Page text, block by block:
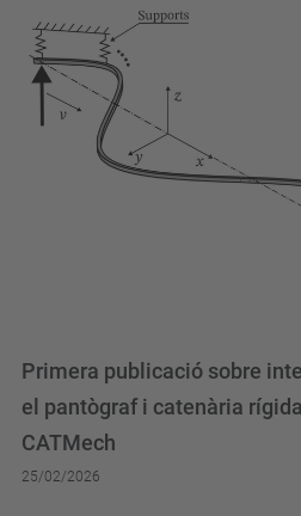
Primera publicació sobre
el pantògraf i catenària
CATMech
25/02/2026